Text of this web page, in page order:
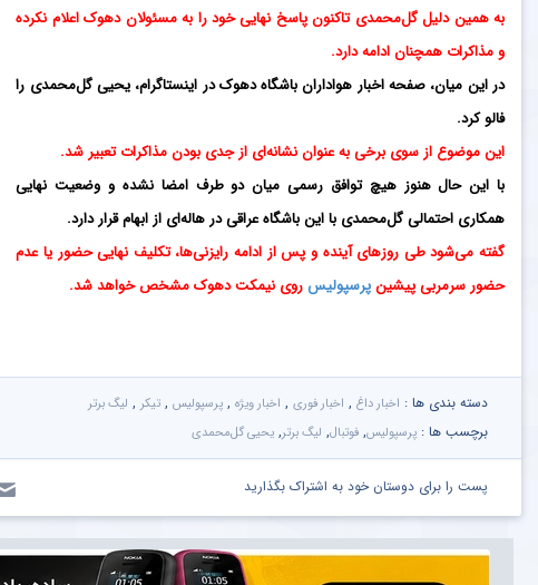
به همین دلیل گل‌محمدی تاکنون پاسخ نهایی خود را به مسئولان دهوک اعلام نکرده
و مذاکرات همچنان ادامه دارد.
در این میان، صفحه اخبار هواداران باشگاه دهوک در اینستاگرام، یحیی گل‌محمدی را
فالو کرد.
این موضوع از سوی برخی به عنوان نشانه‌ای از جدی بودن مذاکرات تعبیر شد.
با این حال هنوز هیچ توافق رسمی میان دو طرف امضا نشده و وضعیت نهایی
همکاری احتمالی گل‌محمدی با این باشگاه عراقی در هاله‌ای از ابهام قرار دارد.
گفته می‌شود طی روزهای آینده و پس از ادامه رایزنی‌ها، تکلیف نهایی حضور یا عدم
حضور سرمربی پیشینپرسپولیس روی نیمکت دهوک مشخص خواهد شد.
دسته بندی ها : اخبار داغ , اخبار فوری , اخبار ویژه , پرسپولیس , تیکر , لیگ برتر
برچسب ها : پرسپولیس, فوتبال, لیگ برتر, یحیی گل‌محمدی
پست را برای دوستان خود به اشتراک بگذارید